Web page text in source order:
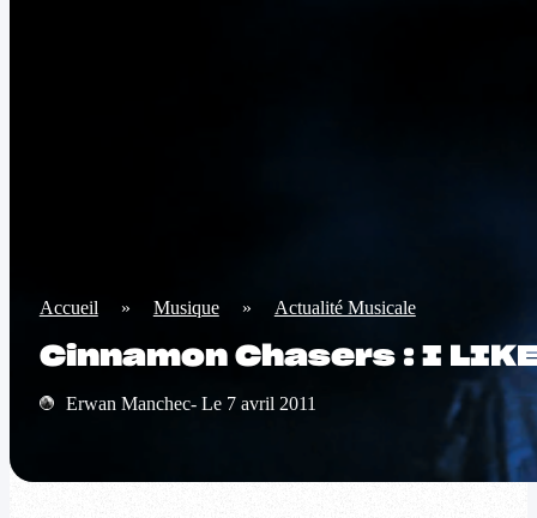
Accueil » Musique » Actualité Musicale
Cinnamon Chasers : I LIKE
Erwan Manchec- Le 7 avril 2011